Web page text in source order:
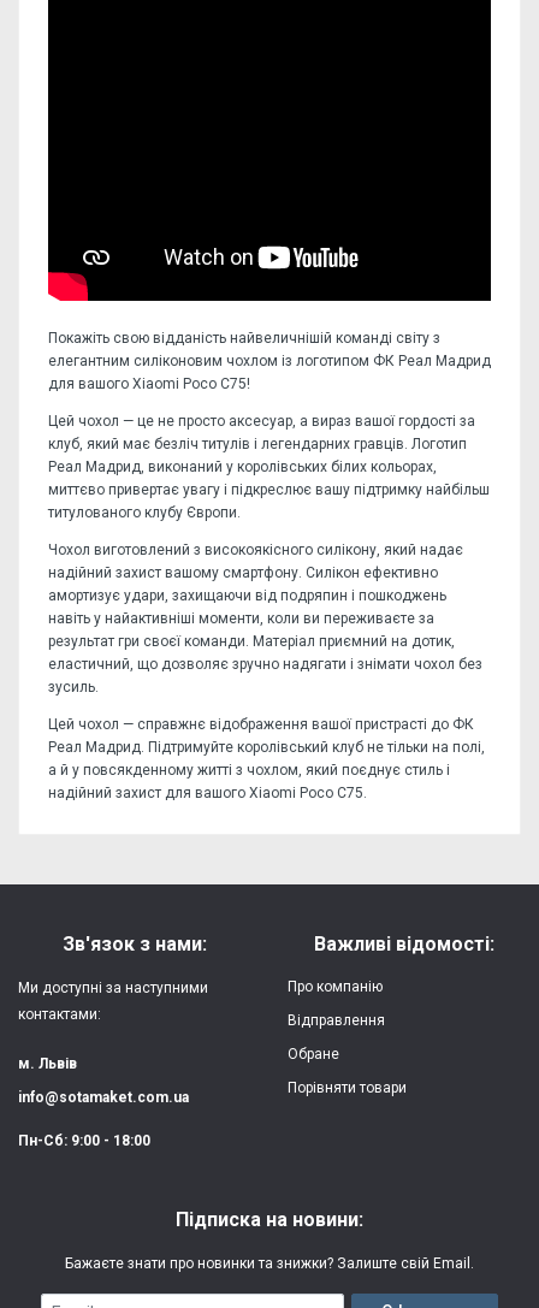
Покажіть свою відданість найвеличнішій команді світу з
елегантним силіконовим чохлом із логотипом ФК Реал Мадрид
для вашого Xiaomi Poco C75!
Цей чохол — це не просто аксесуар, а вираз вашої гордості за
клуб, який має безліч титулів і легендарних гравців. Логотип
Реал Мадрид, виконаний у королівських білих кольорах,
миттєво привертає увагу і підкреслює вашу підтримку найбільш
титулованого клубу Європи.
Чохол виготовлений з високоякісного силікону, який надає
надійний захист вашому смартфону. Силікон ефективно
амортизує удари, захищаючи від подряпин і пошкоджень
навіть у найактивніші моменти, коли ви переживаєте за
результат гри своєї команди. Матеріал приємний на дотик,
еластичний, що дозволяє зручно надягати і знімати чохол без
зусиль.
Цей чохол — справжнє відображення вашої пристрасті до ФК
Реал Мадрид. Підтримуйте королівський клуб не тільки на полі,
а й у повсякденному житті з чохлом, який поєднує стиль і
надійний захист для вашого Xiaomi Poco C75.
Захист:
від ударів,
Якість:
яскрава, чітка
Особливості:
(вологостійкий, гнучкий)
Напишіть відгук або думку
Зв'язок з нами:
Ми доступні за наступними
контактами:
м. Львів
info@sotamaket.com.ua
Пн-Сб: 9:00 - 18:00
Важливі відомості:
Про компанію
Відправлення
Обране
Порівняти товари
Підписка на новини:
Бажаєте знати про новинки та знижки? Залиште свій Email.